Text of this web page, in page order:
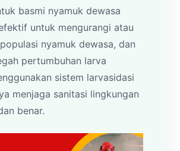
basmi nyamuk dewasa
untuk mengurangi atau
nyamuk dewasa, dan
pertumbuhan larva
sistem larvasidasi
menjaga sanitasi lingkungan
benar.